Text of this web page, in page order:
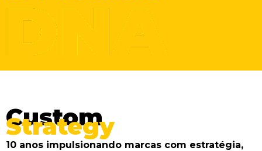
Custom
Strategy
10 anos impulsionando marcas com estratégia,